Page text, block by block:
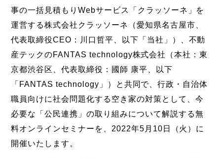
事の一括見積もりWebサービス「クラッソーネ」を
運営する株式会社クラッソーネ（愛知県名古屋市、
代表取締役CEO：川口哲平、以下「当社」）、不動
産テックのFANTAS technology株式会社（本社：東
京都渋谷区、代表取締役：國師 康平、以下
「FANTAS technology」）と共同で、行政・自治体
職員向けに社会問題化する空き家の対策として、今
必要な「公民連携」の取り組みについて解説する無
料オンラインセミナーを、2022年5月10日（火）に
開催いたします。